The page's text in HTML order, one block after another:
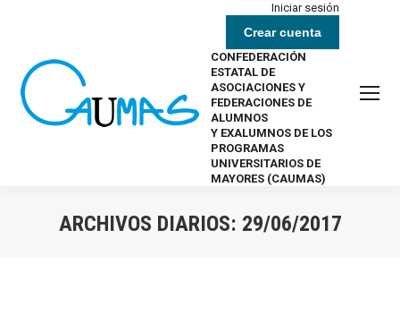
Iniciar sesión
Crear cuenta
CONFEDERACIÓN
ESTATAL DE
ASOCIACIONES Y
FEDERACIONES DE
ALUMNOS
Y EXALUMNOS DE LOS
PROGRAMAS
UNIVERSITARIOS DE
MAYORES (CAUMAS)
ARCHIVOS DIARIOS: 29/06/2017